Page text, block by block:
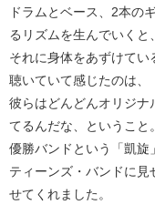
ドラムとベース、2本の
るリズムを生んでいくと、
それに身体をあずけてい
聴いていて感じたのは、
彼らはどんどんオリジナ
てるんだな、ということ。
優勝バンドという「凱旋
ティーンズ・バンドに見
せてくれました。